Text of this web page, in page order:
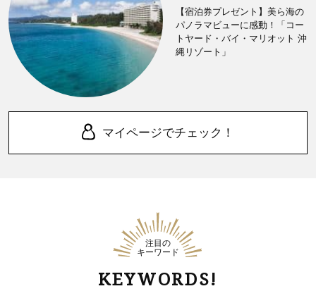
【宿泊券プレゼント】美ら海の
パノラマビューに感動！「コー
トヤード・バイ・マリオット 沖
縄リゾート」
マイページでチェック！
注目の
キーワード
KEYWORDS!